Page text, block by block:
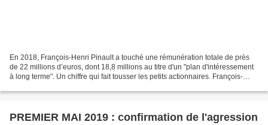
En 2018, François-Henri Pinault a touché une rémunération totale de près
de 22 millions d’euros, dont 18,8 millions au titre d'un "plan d'intéressement
à long terme". Un chiffre qui fait tousser les petits actionnaires. François-
PREMIER MAI 2019 : confirmation de l'agression